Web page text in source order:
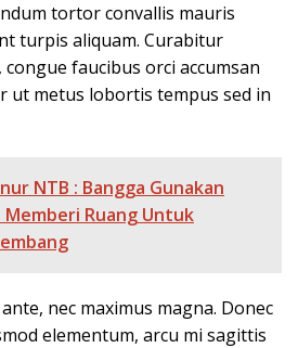
tortor convallis mauris
turpis aliquam. Curabitur
faucibus orci accumsan
ut metus lobortis tempus sed in
NTB : Bangga Gunakan
Memberi Ruang Untuk
nec maximus magna. Donec
elementum, arcu mi sagittis